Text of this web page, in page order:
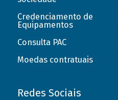
Credenciamento de
Equipamentos
Consulta PAC
Moedas contratuais
Redes Sociais